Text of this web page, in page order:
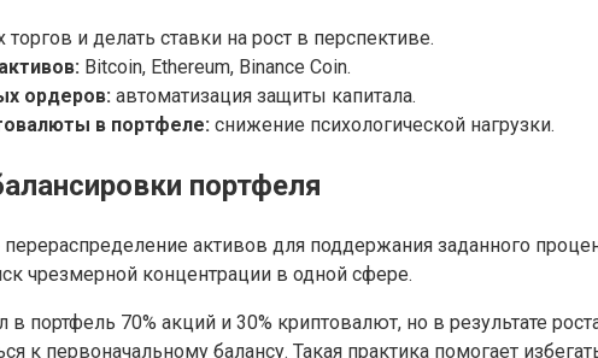
торгов и делать ставки на рост в перспективе.
Bitcoin, Ethereum, Binance Coin.
ордеров: автоматизация защиты капитала.
в портфеле: снижение психологической нагрузки.
портфеля
активов для поддержания заданного
чрезмерной концентрации в одной сфере.
портфель 70% акций и 30% криптовалют, но в результате
к первоначальному балансу. Такая практика помогает